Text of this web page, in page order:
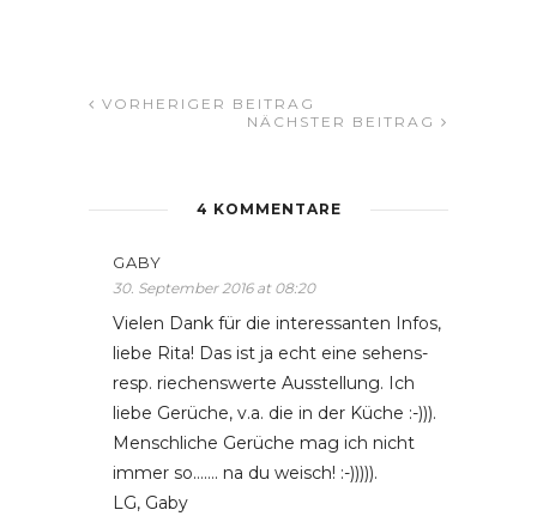
VORHERIGER BEITRAG
NÄCHSTER BEITRAG
4 KOMMENTARE
GABY
30. September 2016 at 08:20
Vielen Dank für die interessanten Infos,
liebe Rita! Das ist ja echt eine sehens-
resp. riechenswerte Ausstellung. Ich
liebe Gerüche, v.a. die in der Küche :-))).
Menschliche Gerüche mag ich nicht
immer so……. na du weisch! :-))))).
LG, Gaby